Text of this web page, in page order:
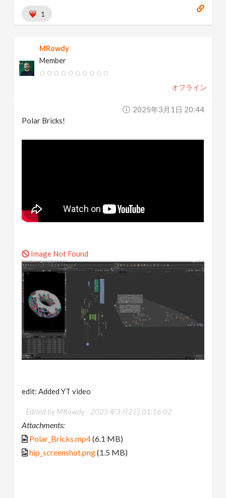
1
MRowdy
Member
オフライン
2025年3月1日 20:44
Polar Bricks!
Image Not Found
edit: Added YT video
Edited by MRowdy - 2025年3月2日 01:16:02
Attachments:
Polar_Bricks.mp4(6.1 MB)
hip_screenshot.png(1.5 MB)